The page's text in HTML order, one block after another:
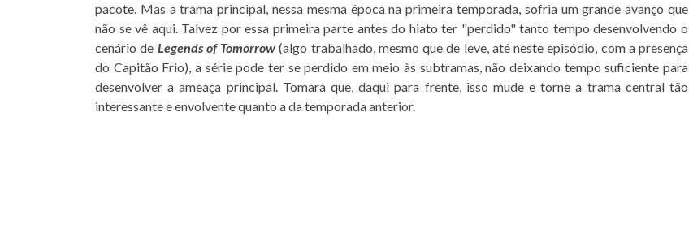
pacote. Mas a trama principal, nessa mesma época na primeira temporada, sofria um grande avanço que
não se vê aqui. Talvez por essa primeira parte antes do hiato ter "perdido" tanto tempo desenvolvendo o
cenário de Legends of Tomorrow (algo trabalhado, mesmo que de leve, até neste episódio, com a presença
do Capitão Frio), a série pode ter se perdido em meio às subtramas, não deixando tempo suficiente para
desenvolver a ameaça principal. Tomara que, daqui para frente, isso mude e torne a trama central tão
interessante e envolvente quanto a da temporada anterior.